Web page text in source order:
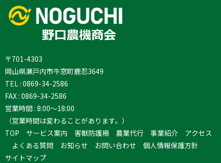
〒701-4303
岡山県瀬戸内市牛窓町鹿忍3649
TEL : 0869-34-2586
FAX : 0869-34-2586
営業時間 : 8:00～18:00
（営業時間は変わることがあります。）
TOP
サービス案内 害獣防護柵 農業代行 事業紹介
アクセス
よくある質問
お知らせ お問い合わせ
個人情報保護方針
サイトマップ